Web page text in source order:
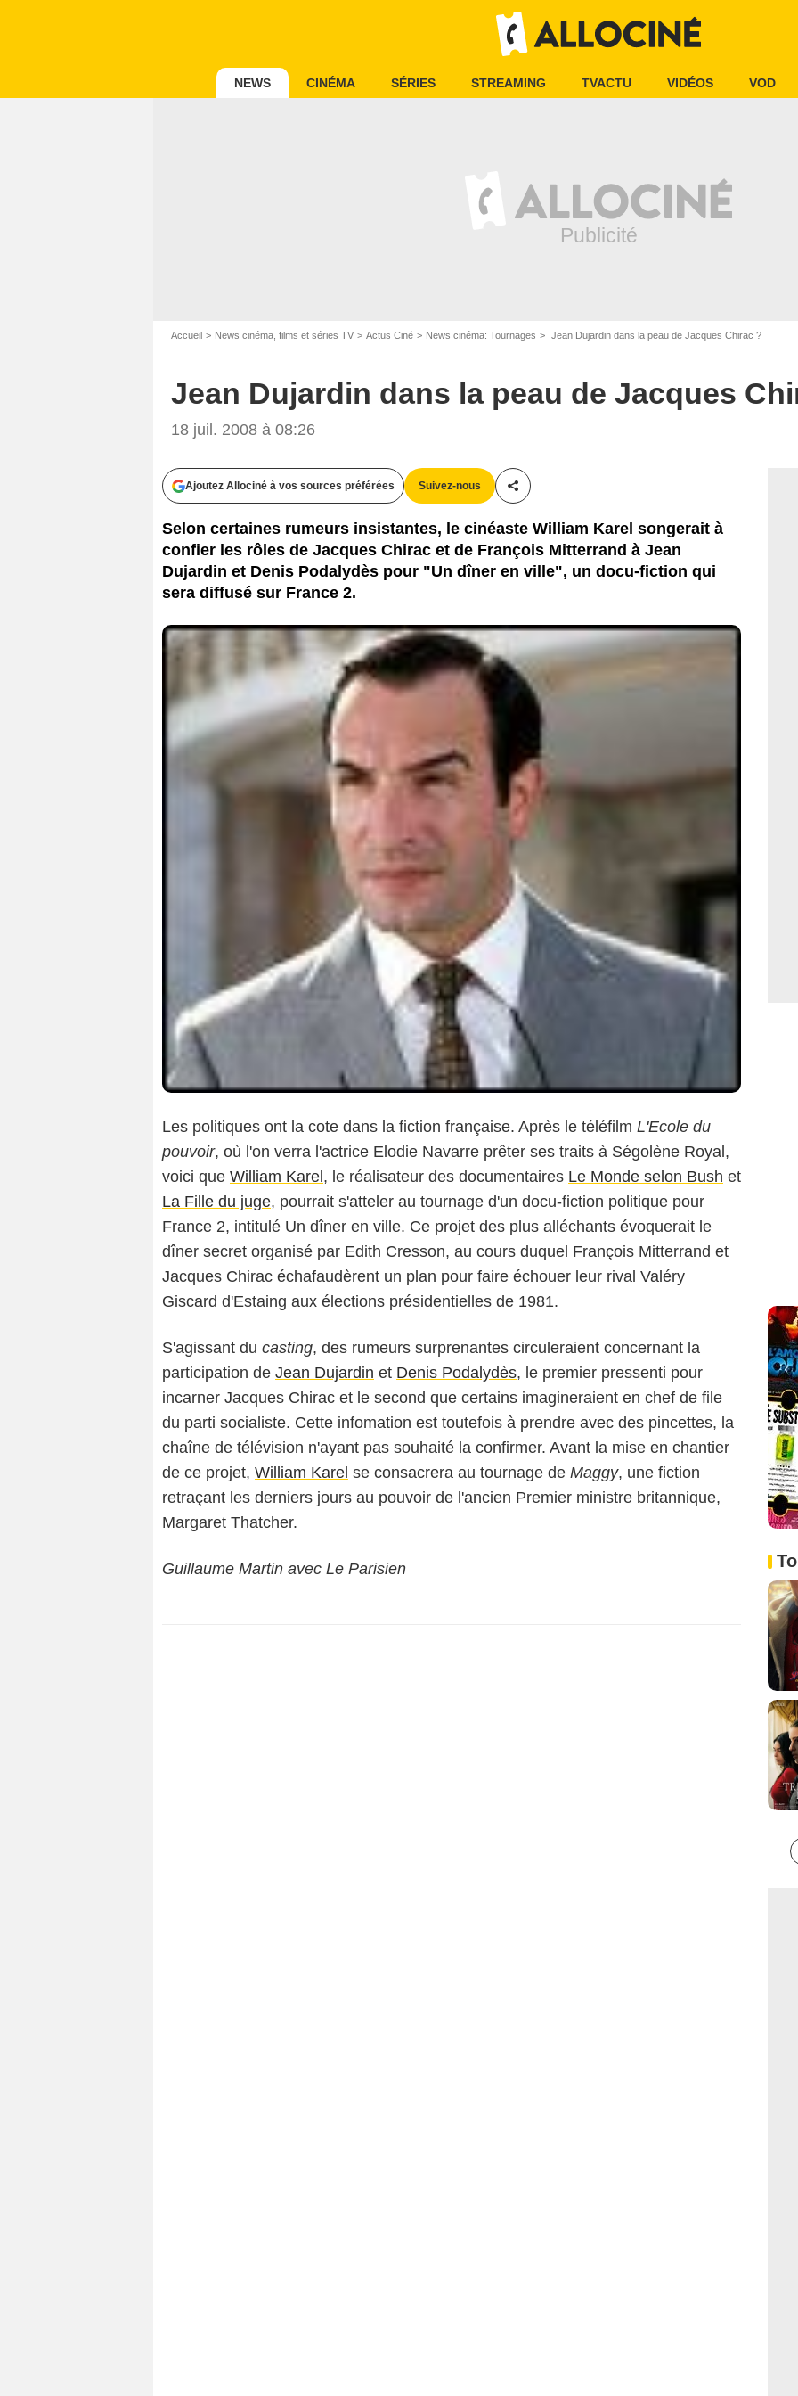
NEWS CINÉMA SÉRIES STREAMING TVACTU VIDÉOS VOD
Accueil News cinéma, films et séries TV Actus Ciné News cinéma: Tournages Jean Dujardin dans la peau de Jacques Chirac ?
Jean Dujardin dans la peau de Jacques
18 juil. 2008 à 08:26
Ajoutez Allociné à vos sources préférées Suivez-nous
Partager cet article
Selon certaines rumeurs insistantes, le cinéaste William Karel songerait à
confier les rôles de Jacques Chirac et de François Mitterrand à Jean
Dujardin et Denis Podalydès pour "Un dîner en ville", un docu-fiction qui
sera diffusé sur France 2.
Les politiques ont la cote dans la fiction française. Après le téléfilm L'Ecole du
pouvoir, où l'on verra l'actrice Elodie Navarre prêter ses traits à Ségolène Royal,
voici que William Karel, le réalisateur des documentaires Le Monde selon Bush et
La Fille du juge, pourrait s'atteler au tournage d'un docu-fiction politique pour
France 2, intitulé Un dîner en ville. Ce projet des plus alléchants évoquerait le
dîner secret organisé par Edith Cresson, au cours duquel François Mitterrand et
Jacques Chirac échafaudèrent un plan pour faire échouer leur rival Valéry
Giscard d'Estaing aux élections présidentielles de 1981.
S'agissant du casting, des rumeurs surprenantes circuleraient concernant la
participation de Jean Dujardin et Denis Podalydès, le premier pressenti pour
incarner Jacques Chirac et le second que certains imagineraient en chef de file
du parti socialiste. Cette infomation est toutefois à prendre avec des pincettes, la
chaîne de télévision n'ayant pas souhaité la confirmer. Avant la mise en chantier
de ce projet, William Karel se consacrera au tournage de Maggy, une fiction
retraçant les derniers jours au pouvoir de l'ancien Premier ministre britannique,
Margaret Thatcher.
Guillaume Martin avec Le Parisien